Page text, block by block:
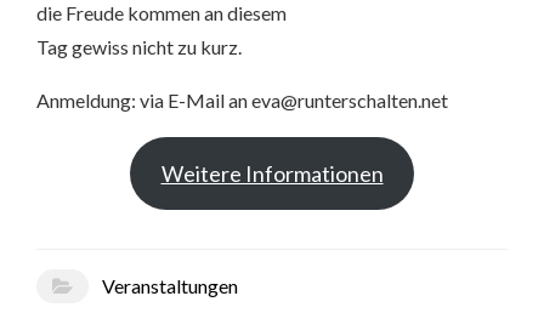
die Freude kommen an diesem
Tag gewiss nicht zu kurz.
Anmeldung: via E-Mail an eva@runterschalten.net
Weitere Informationen
Veranstaltungen